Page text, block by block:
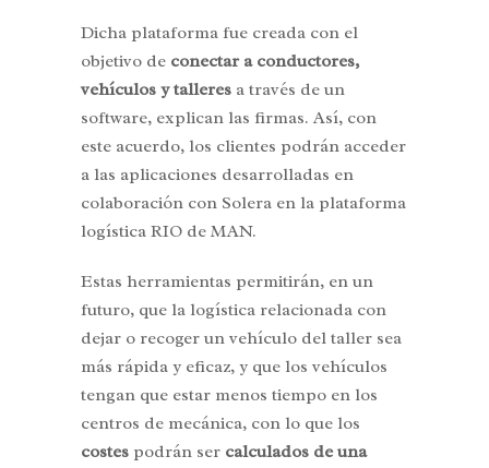
Dicha plataforma fue creada con el
objetivo de conectar a conductores,
vehículos y talleres a través de un
software, explican las firmas. Así, con
este acuerdo, los clientes podrán acceder
a las aplicaciones desarrolladas en
colaboración con Solera en la plataforma
logística RIO de MAN.
Estas herramientas permitirán, en un
futuro, que la logística relacionada con
dejar o recoger un vehículo del taller sea
más rápida y eficaz, y que los vehículos
tengan que estar menos tiempo en los
centros de mecánica, con lo que los
costes podrán ser calculados de una